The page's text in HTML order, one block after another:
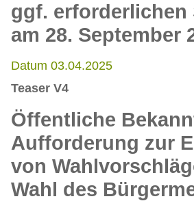
ggf. erforderlichen
am 28. September
Datum 03.04.2025
Teaser V4
Öffentliche
Aufforderung zur
von
Wahl des